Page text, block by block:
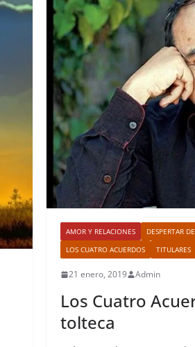
AMOR Y RELACIONES
DESPERTAR
LOS CUATRO ACUERDOS
TITULARES
21 enero, 2019 Admin
Los Cuatro
tolteca